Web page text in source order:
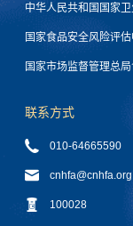
中华人民共和国国家
国家食品安全风险评
国家市场监督管理总
联系方式
010-64665590
100028